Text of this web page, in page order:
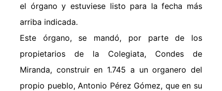
el órgano y estuviese listo para la fecha más
arriba indicada.
Este órgano, se mandó, por parte de los
propietarios de la Colegiata, Condes de
Miranda, construir en 1.745 a un organero del
propio pueblo, Antonio Pérez Gómez, que en su